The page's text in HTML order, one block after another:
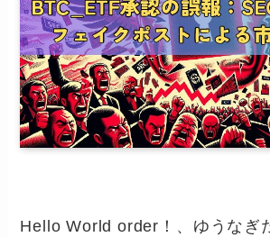
Hello World order！、ゆうなぎ